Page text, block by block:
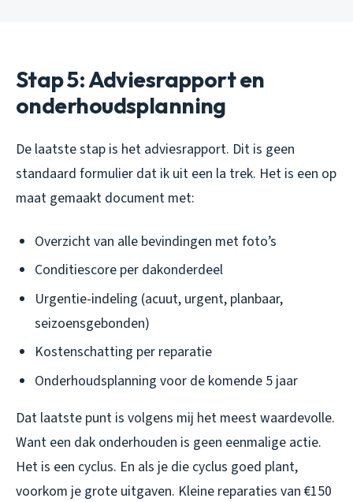
Stap 5: Adviesrapport en
onderhoudsplanning
De laatste stap is het adviesrapport. Dit is geen
standaard formulier dat ik uit een la trek. Het is een op
maat gemaakt document met:
Overzicht van alle bevindingen met foto’s
Conditiescore per dakonderdeel
Urgentie-indeling (acuut, urgent, planbaar,
seizoensgebonden)
Kostenschatting per reparatie
Onderhoudsplanning voor de komende 5 jaar
Dat laatste punt is volgens mij het meest waardevolle.
Want een dak onderhouden is geen eenmalige actie.
Het is een cyclus. En als je die cyclus goed plant,
voorkom je grote uitgaven. Kleine reparaties van €150